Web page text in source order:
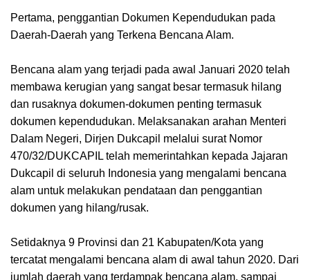
Pertama, penggantian Dokumen Kependudukan pada
Daerah-Daerah yang Terkena Bencana Alam.
Bencana alam yang terjadi pada awal Januari 2020 telah
membawa kerugian yang sangat besar termasuk hilang
dan rusaknya dokumen-dokumen penting termasuk
dokumen kependudukan. Melaksanakan arahan Menteri
Dalam Negeri, Dirjen Dukcapil melalui surat Nomor
470/32/DUKCAPIL telah memerintahkan kepada Jajaran
Dukcapil di seluruh Indonesia yang mengalami bencana
alam untuk melakukan pendataan dan penggantian
dokumen yang hilang/rusak.
Setidaknya 9 Provinsi dan 21 Kabupaten/Kota yang
tercatat mengalami bencana alam di awal tahun 2020. Dari
jumlah daerah yang terdampak bencana alam, sampai